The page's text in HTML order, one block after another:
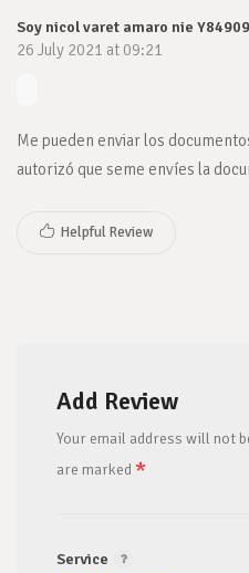
Soy nicol varet amaro nie
26 July 2021 at 09:21
Me pueden enviar los
autorizó que seme envíes la
Helpful Review
Add Review
Your email address will not
are marked *
Service